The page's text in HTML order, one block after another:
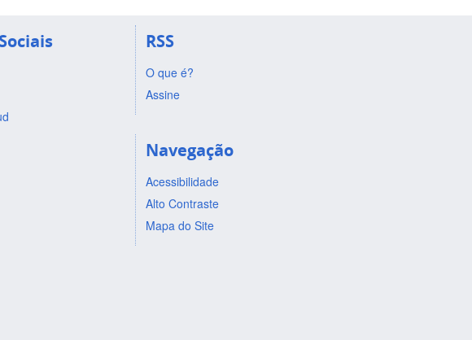
RSS
O que é?
Assine
Navegação
Acessibilidade
Alto Contraste
Mapa do Site